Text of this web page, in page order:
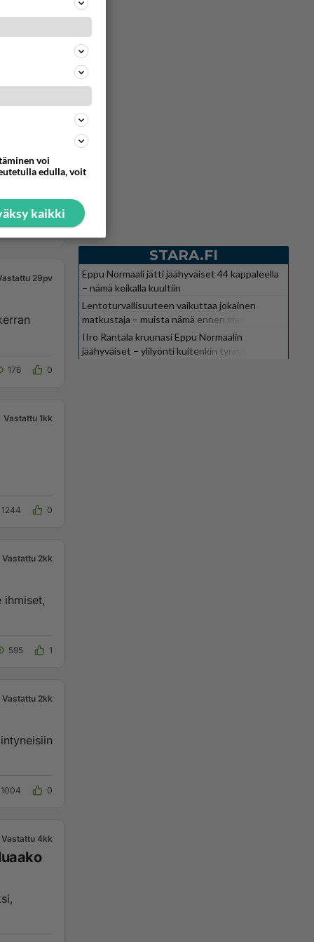
29pv
176 0
Vastattu 1kk
1244 0
Vastattu 2kk
ihmiset,
595 1
Vastattu 2kk
1004 0
Vastattu 4kk
STARA.FI
Eppu Normaali jätti jäähyväiset 44 kappaleella
– nämä keikalla kuultiin
Lentoturvallisuuteen vaikuttaa jokainen
matkustaja – muista nämä ennen matkaa
IIro Rantala kruunasi Eppu Normaalin
jäähyväiset – ylilyönti kuitenkin tyrmistytti
voi
edulla, voit
kaikki